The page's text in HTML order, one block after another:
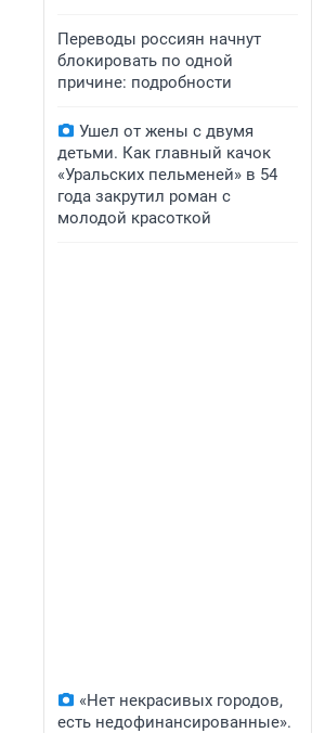
Переводы россиян начнут
блокировать по одной
причине: подробности
Ушел от жены с двумя
детьми. Как главный качок
«Уральских пельменей» в 54
года закрутил роман с
молодой красоткой
«Нет некрасивых городов,
есть недофинансированные».